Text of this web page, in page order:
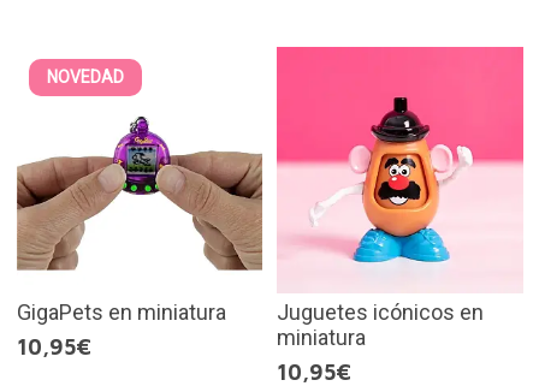
NOVEDAD
GigaPets en miniatura
10,95€
Juguetes icónicos en
miniatura
10,95€